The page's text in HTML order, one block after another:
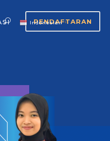
Indonesian ▼
PENDAFTARAN